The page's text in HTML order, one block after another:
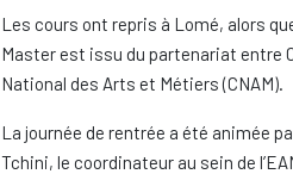
Les cours ont repris à Lomé, alors
Master est issu du partenariat entre
National des Arts et Métiers (CNAM).
La journée de rentrée a été animée
Tchini, le coordinateur au sein de